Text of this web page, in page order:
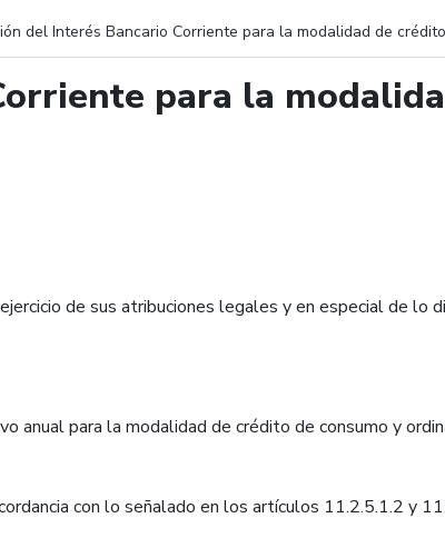
del Interés Bancario Corriente para la modalidad de
para la
ejercicio de sus atribuciones legales y en especial
anual para la modalidad de crédito de consumo y
con lo señalado en los artículos 11.2.5.1.2